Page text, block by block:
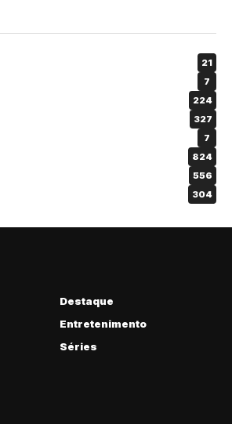
21
7
224
327
7
824
556
304
Destaque
Entretenimento
Séries